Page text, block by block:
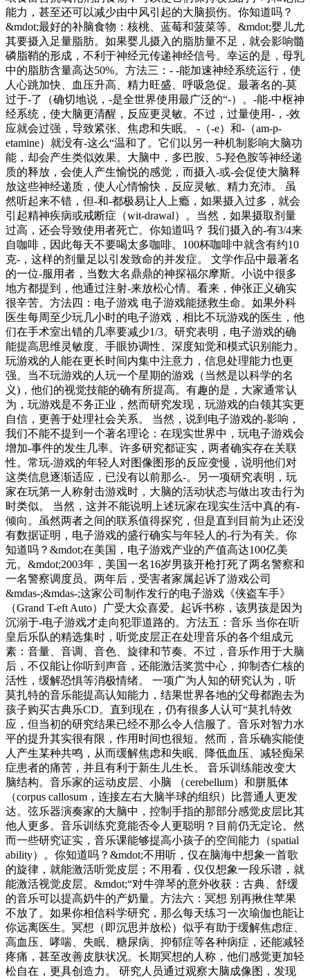
能力，甚至还可以减少由中风引起的大脑损伤。你知道吗？
&mdot;最好的补脑食物：核桃、蓝莓和菠菜等。&mdot;婴儿尤
其要摄入足量脂肪。如果婴儿摄入的脂肪量不足，就会影响髓
磷脂鞘的形成，不利于神经元传递神经信号。幸运的是，母乳
中的脂肪含量高达50%。方法三：- -能加速神经系统运行，使
人心跳加快、血压升高、精力旺盛、呼吸急促。最著名的-莫
过于-了（确切地说，-是全世界使用最广泛的“-）。-能-中枢神
经系统，使大脑更清醒，反应更灵敏。不过，过量使用-，-效
应就会过强，导致紧张、焦虑和失眠。 -（-e）和-（am-p-
etamine）就没有-这么“温和了。它们以另一种机制影响大脑功
能，却会产生类似效果。大脑中，多巴胺、5-羟色胺等神经递
质的释放，会使人产生愉悦的感觉，而摄入-或-会促使大脑释
放这些神经递质，使人心情愉快，反应灵敏、精力充沛。 虽
然听起来不错，但-和-都极易让人上瘾，如果摄入过多，就会
引起精神疾病或戒断症（wit-drawal）。当然，如果摄取剂量
过高，还会导致使用者死亡。你知道吗？ 我们摄入的-有3/4来
自咖啡，因此每天不要喝太多咖啡。100杯咖啡中就含有约10
克-，这样的剂量足以引发致命的并发症。 文学作品中最著名
的一位-服用者，当数大名鼎鼎的神探福尔摩斯。小说中很多
地方都提到，他通过注射-来放松心情。看来，伸张正义确实
很辛苦。方法四：电子游戏 电子游戏能拯救生命。如果外科
医生每周至少玩几小时的电子游戏，相比不玩游戏的医生，他
们在手术室出错的几率要减少1/3。研究表明，电子游戏的确
能提高思维灵敏度、手眼协调性、深度知觉和模式识别能力。
玩游戏的人能在更长时间内集中注意力，信息处理能力也更
强。当不玩游戏的人玩一个星期的游戏（当然是以科学的名
义)，他们的视觉技能的确有所提高。有趣的是，大家通常认
为，玩游戏是不务正业，然而研究发现，玩游戏的白领其实更
自信，更善于处理社会关系。 当然，说到电子游戏的-影响，
我们不能不提到一个著名理论：在现实世界中，玩电子游戏会
增加-事件的发生几率。许多研究都证实，两者确实存在关联
性。常玩-游戏的年轻人对图像图形的反应变慢，说明他们对
这类信息逐渐适应，已没有以前那么-。另一项研究表明，玩
家在玩第一人称射击游戏时，大脑的活动状态与做出攻击行为
时类似。 当然，这并不能说明上述玩家在现实生活中真的有-
倾向。虽然两者之间的联系值得探究，但是直到目前为止还没
有数据证明，电子游戏的盛行确实与年轻人的-行为有关。你
知道吗？&mdot;在美国，电子游戏产业的产值高达100亿美
元。&mdot;2003年，美国一名16岁男孩开枪打死了两名警察和
一名警察调度员。两年后，受害者家属起诉了游戏公司
&mdas-;&mdas-;这家公司制作发行的电子游戏《侠盗车手》
（Grand T-eft Auto）广受大众喜爱。起诉书称，该男孩是因为
沉溺于-电子游戏才走向犯罪道路的。方法五：音乐 当你在听
皇后乐队的精选集时，听觉皮层正在处理音乐的各个组成元
素：音量、音调、音色、旋律和节奏。不过，音乐作用于大脑
后，不仅能让你听到声音，还能激活奖赏中心，抑制杏仁核的
活性，缓解恐惧等消极情绪。 一项广为人知的研究认为，听
莫扎特的音乐能提高认知能力，结果世界各地的父母都跑去为
孩子购买古典乐CD。直到现在，仍有很多人认可“莫扎特效
应，但当初的研究结果已经不那么令人信服了。音乐对智力水
平的提升其实很有限，作用时间也很短。然而，音乐确实能使
人产生某种共鸣，从而缓解焦虑和失眠、降低血压、减轻痴呆
症患者的痛苦，并且有利于新生儿生长。 音乐训练能改变大
脑结构。音乐家的运动皮层、小脑 （cerebellum）和胼胝体
（corpus callosum，连接左右大脑半球的组织）比普通人更发
达。弦乐器演奏家的大脑中，控制手指的那部分感觉皮层比其
他人更多。音乐训练究竟能否令人更聪明？目前仍无定论。然
而一些研究证实，音乐课能够提高小孩子的空间能力（spatial
ability）。你知道吗？&mdot;不用听，仅在脑海中想象一首歌
的旋律，就能激活听觉皮层；不用看，仅仅想象一段乐谱，就
能激活视觉皮层。&mdot;“对牛弹琴的意外收获：古典、舒缓
的音乐可以提高奶牛的产奶量。方法六：冥想 别再揪住苹果
不放了。如果你相信科学研究，那么每天练习一次瑜伽也能让
你远离医生。冥想（即沉思并放松）似乎有助于缓解焦虑症、
高血压、哮喘、失眠、糖尿病、抑郁症等各种病症，还能减轻
疼痛，甚至改善皮肤状况。长期冥想的人称，他们感觉更加轻
松自在，更具创造力。 研究人员通过观察大脑成像图，发现